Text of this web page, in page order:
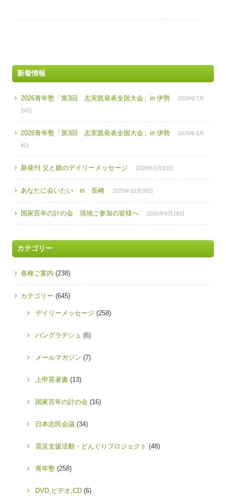
新着情報
2026青年塾「第3回 志実践発表全国大会」in 伊勢
2026年7月
24日
2026青年塾「第3回 志実践発表全国大会」in 伊勢
2026年3月
4日
新発刊 父と娘のデイリーメッセージ 2026年1月10日
あなたに会いたい in 長崎 2025年10月30日
国家百年の計の会 現地ご参加の皆様へ 2025年8月19日
カテゴリー
各種ご案内 (238)
カテゴリー (645)
デイリーメッセージ (258)
バングラデシュ (6)
メールマガジン (7)
上甲晃著書 (13)
国家百年の計の会 (16)
日本志民会議 (34)
震災支援活動・どんぐりプロジェクト (48)
青年塾 (258)
DVD,ビデオ,CD (6)